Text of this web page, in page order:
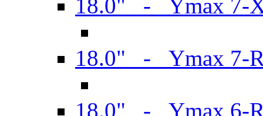
18.0" - Ymax 7-
18.0" - Ymax 7-
18.0" - Ymax 6-